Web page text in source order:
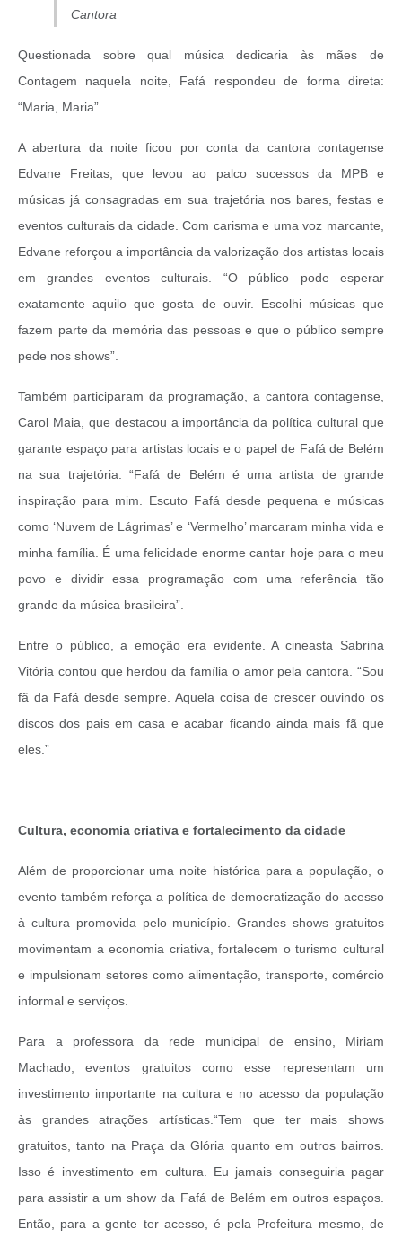
Cantora
Questionada sobre qual música dedicaria às mães de
Contagem naquela noite, Fafá respondeu de forma direta:
“Maria, Maria”.
A abertura da noite ficou por conta da cantora contagense
Edvane Freitas, que levou ao palco sucessos da MPB e
músicas já consagradas em sua trajetória nos bares, festas e
eventos culturais da cidade. Com carisma e uma voz marcante,
Edvane reforçou a importância da valorização dos artistas locais
em grandes eventos culturais. “O público pode esperar
exatamente aquilo que gosta de ouvir. Escolhi músicas que
fazem parte da memória das pessoas e que o público sempre
pede nos shows”.
Também participaram da programação, a cantora contagense,
Carol Maia, que destacou a importância da política cultural que
garante espaço para artistas locais e o papel de Fafá de Belém
na sua trajetória. “Fafá de Belém é uma artista de grande
inspiração para mim. Escuto Fafá desde pequena e músicas
como ‘Nuvem de Lágrimas’ e ‘Vermelho’ marcaram minha vida e
minha família. É uma felicidade enorme cantar hoje para o meu
povo e dividir essa programação com uma referência tão
grande da música brasileira”.
Entre o público, a emoção era evidente. A cineasta Sabrina
Vitória contou que herdou da família o amor pela cantora. “Sou
fã da Fafá desde sempre. Aquela coisa de crescer ouvindo os
discos dos pais em casa e acabar ficando ainda mais fã que
eles.”
Cultura, economia criativa e fortalecimento da cidade
Além de proporcionar uma noite histórica para a população, o
evento também reforça a política de democratização do acesso
à cultura promovida pelo município. Grandes shows gratuitos
movimentam a economia criativa, fortalecem o turismo cultural
e impulsionam setores como alimentação, transporte, comércio
informal e serviços.
Para a professora da rede municipal de ensino, Miriam
Machado, eventos gratuitos como esse representam um
investimento importante na cultura e no acesso da população
às grandes atrações artísticas.“Tem que ter mais shows
gratuitos, tanto na Praça da Glória quanto em outros bairros.
Isso é investimento em cultura. Eu jamais conseguiria pagar
para assistir a um show da Fafá de Belém em outros espaços.
Então, para a gente ter acesso, é pela Prefeitura mesmo, de